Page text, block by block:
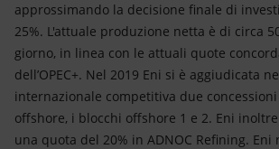
approssimando la decisione finale di
25%. L'attuale produzione netta è di circa
giorno, in linea con le attuali quote
dell’OPEC+. Nel 2019 Eni si è aggiudicata
internazionale competitiva due
offshore, i blocchi offshore 1 e 2. Eni
una quota del 20% in ADNOC Refining.